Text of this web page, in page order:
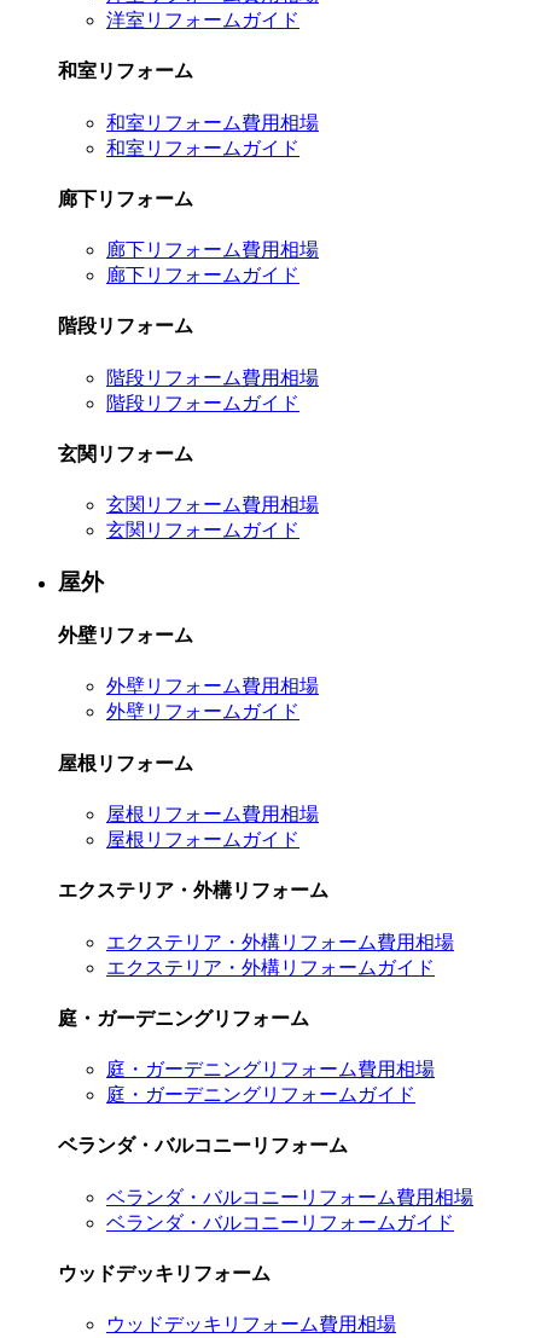
洋室リフォームガイド
和室リフォーム
和室リフォーム費用相場
和室リフォームガイド
廊下リフォーム
廊下リフォーム費用相場
廊下リフォームガイド
階段リフォーム
階段リフォーム費用相場
階段リフォームガイド
玄関リフォーム
玄関リフォーム費用相場
玄関リフォームガイド
屋外
外壁リフォーム
外壁リフォーム費用相場
外壁リフォームガイド
屋根リフォーム
屋根リフォーム費用相場
屋根リフォームガイド
エクステリア・外構リフォーム
エクステリア・外構リフォーム費用相場
エクステリア・外構リフォームガイド
庭・ガーデニングリフォーム
庭・ガーデニングリフォーム費用相場
庭・ガーデニングリフォームガイド
ベランダ・バルコニーリフォーム
ベランダ・バルコニーリフォーム費用相場
ベランダ・バルコニーリフォームガイド
ウッドデッキリフォーム
ウッドデッキリフォーム費用相場